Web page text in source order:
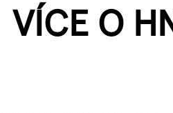
VÍCE O